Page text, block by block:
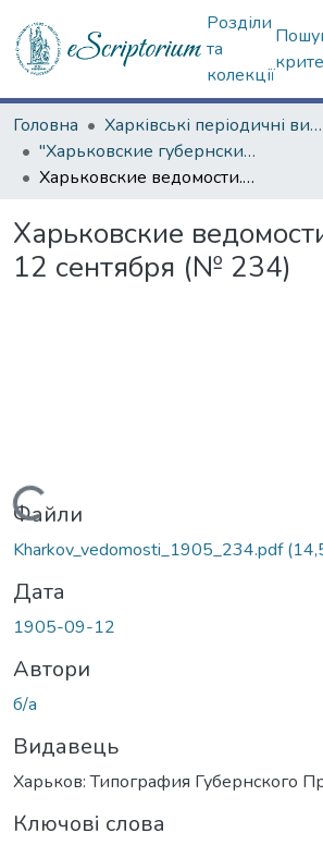
Розділи
та
колекції
Головна
Харківські періодичні видання
"Харьковские губернские ведомости" (1838–1915 гг.)
Харьковские ведомости. – 1905. – 12 сентября (№ 234)
Харьковские
12 сентября (№ 234)
Вантажиться...
Файли
Kharkov_vedomosti_1905_234.pdf
Дата
1905-09-12
Автори
б/а
Видавець
Харьков: Типография Губернского
Ключові слова